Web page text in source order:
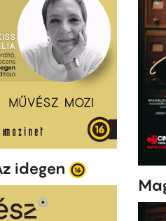
idegen